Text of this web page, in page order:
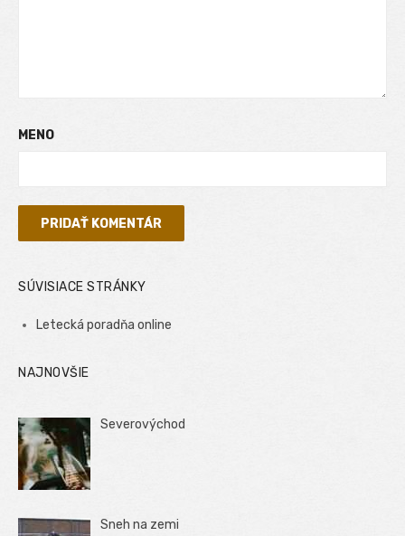
MENO
SÚVISIACE STRÁNKY
Letecká poradňa online
NAJNOVŠIE
Severovýchod
Sneh na zemi